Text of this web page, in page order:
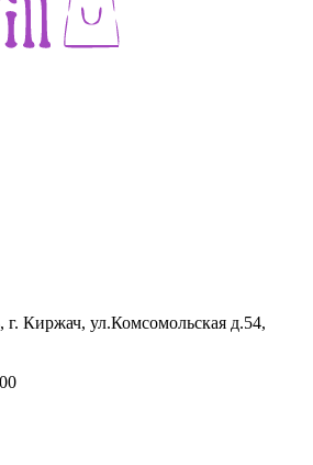
г. Киржач, ул.Комсомольская д.54,